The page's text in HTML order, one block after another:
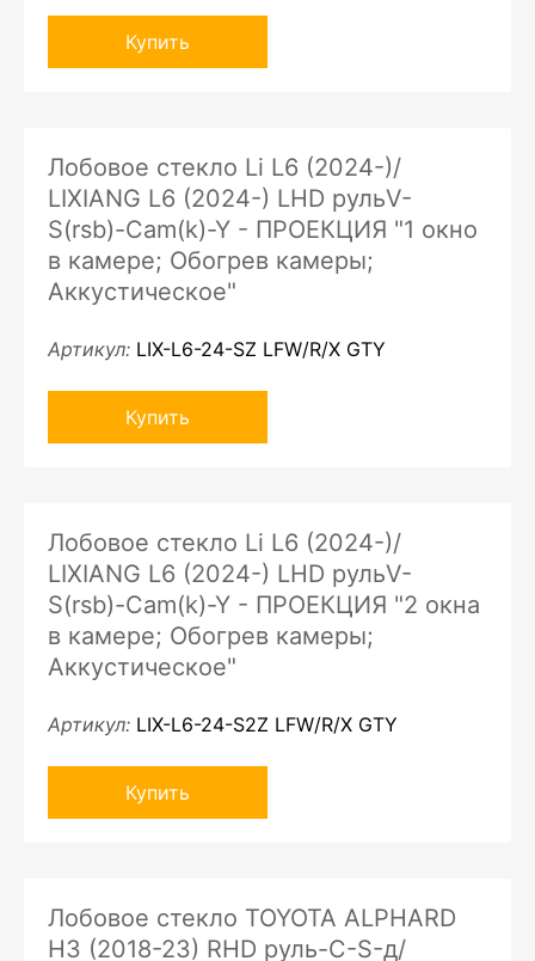
Купить
Лобовое стекло Li L6 (2024-)/
LIXIANG L6 (2024-) LHD рульV-
S(rsb)-Cam(k)-Y - ПРОЕКЦИЯ "1 окно
в камере; Обогрев камеры;
Аккустическое"
Артикул: LIX-L6-24-SZ LFW/R/X GTY
Купить
Лобовое стекло Li L6 (2024-)/
LIXIANG L6 (2024-) LHD рульV-
S(rsb)-Cam(k)-Y - ПРОЕКЦИЯ "2 окна
в камере; Обогрев камеры;
Аккустическое"
Артикул: LIX-L6-24-S2Z LFW/R/X GTY
Купить
Лобовое стекло TOYOTA ALPHARD
H3 (2018-23) RHD руль-C-S-д/